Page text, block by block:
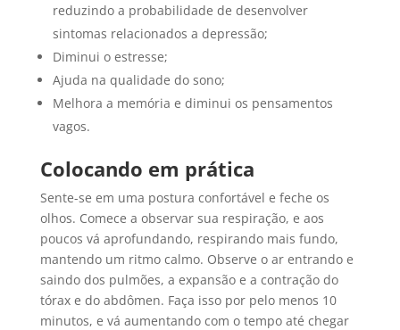
reduzindo a probabilidade de desenvolver
sintomas relacionados a depressão;
Diminui o estresse;
Ajuda na qualidade do sono;
Melhora a memória e diminui os pensamentos
vagos.
Colocando em prática
Sente-se em uma postura confortável e feche os
olhos. Comece a observar sua respiração, e aos
poucos vá aprofundando, respirando mais fundo,
mantendo um ritmo calmo. Observe o ar entrando e
saindo dos pulmões, a expansão e a contração do
tórax e do abdômen. Faça isso por pelo menos 10
minutos, e vá aumentando com o tempo até chegar